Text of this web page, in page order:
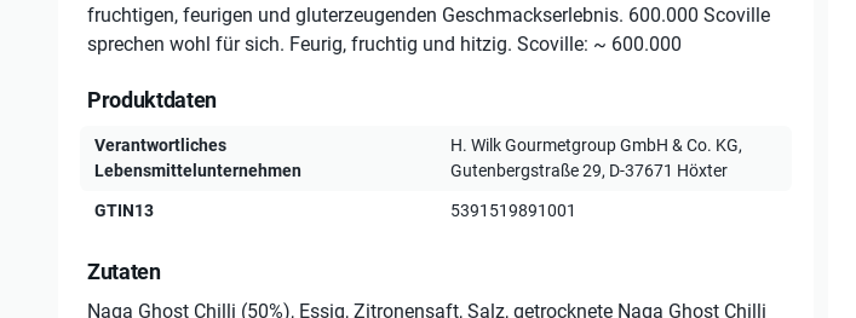
fruchtigen, feurigen und gluterzeugenden Geschmackserlebnis. 600.000 Scoville
sprechen wohl für sich. Feurig, fruchtig und hitzig. Scoville: ~ 600.000
Produktdaten
Verantwortliches
Lebensmittelunternehmen
H. Wilk Gourmetgroup GmbH & Co. KG,
Gutenbergstraße 29, D-37671 Höxter
GTIN13 5391519891001
Zutaten
Naga Ghost Chilli (50%), Essig, Zitronensaft, Salz, getrocknete Naga Ghost Chilli